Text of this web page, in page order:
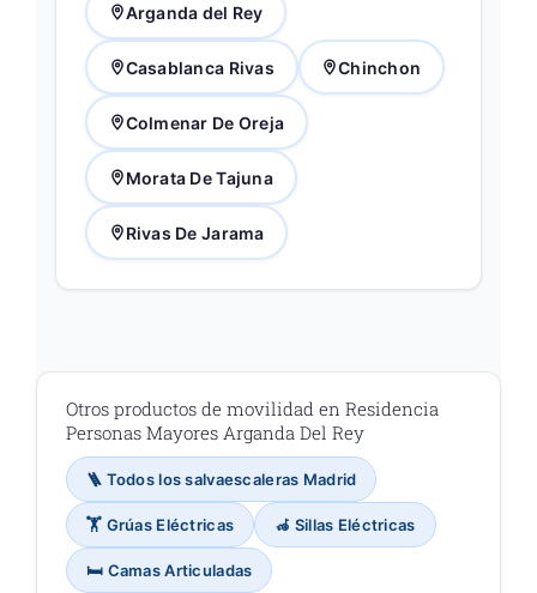
Arganda del Rey
Casablanca Rivas Chinchon
Colmenar De Oreja
Morata De Tajuna
Rivas De Jarama
Otros productos de movilidad en Residencia
Personas Mayores Arganda Del Rey
🪜 Todos los salvaescaleras Madrid
🏋️ Grúas Eléctricas 🦽 Sillas Eléctricas
🛏️ Camas Articuladas